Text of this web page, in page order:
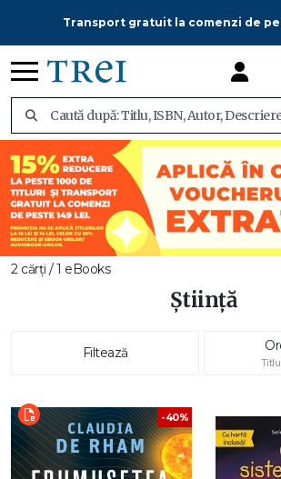
Transport gratuit la comenzi de
2 cărți / 1 eBooks
Știință
Filtează
-40%